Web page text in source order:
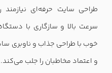
طراحی سایت حرفه‌ای نیازمند
سرعت بالا و سازگاری با
خوب با طراحی جذاب و ناوبری
و اعتماد مخاطبان را جلب